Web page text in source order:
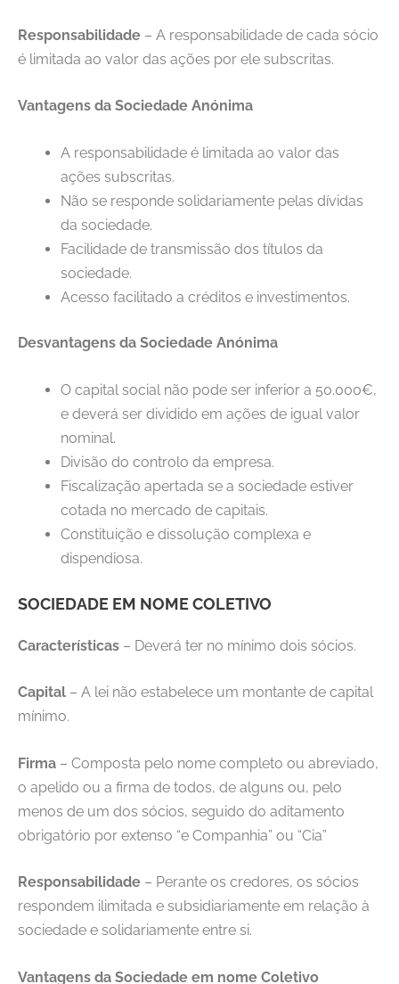
Responsabilidade – A responsabilidade de cada sócio
é limitada ao valor das ações por ele subscritas.
Vantagens da Sociedade Anónima
A responsabilidade é limitada ao valor das
ações subscritas.
Não se responde solidariamente pelas dívidas
da sociedade.
Facilidade de transmissão dos títulos da
sociedade.
Acesso facilitado a créditos e investimentos.
Desvantagens da Sociedade Anónima
O capital social não pode ser inferior a 50.000€,
e deverá ser dividido em ações de igual valor
nominal.
Divisão do controlo da empresa.
Fiscalização apertada se a sociedade estiver
cotada no mercado de capitais.
Constituição e dissolução complexa e
dispendiosa.
SOCIEDADE EM NOME COLETIVO
Características – Deverá ter no mínimo dois sócios.
Capital – A lei não estabelece um montante de capital
mínimo.
Firma – Composta pelo nome completo ou abreviado,
o apelido ou a firma de todos, de alguns ou, pelo
menos de um dos sócios, seguido do aditamento
obrigatório por extenso “e Companhia” ou “Cia”
Responsabilidade – Perante os credores, os sócios
respondem ilimitada e subsidiariamente em relação à
sociedade e solidariamente entre si.
Vantagens da Sociedade em nome Coletivo